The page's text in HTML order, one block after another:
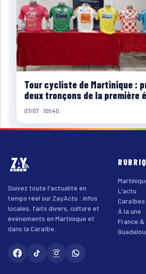
Tour cycliste de Martinique :
deux tronçons de la première
07/07 · 10h40
Suivez toute l'actualité en
temps réel sur ZayActu : infos
locales, faits divers, culture et
événements en Martinique et
dans la Caraïbe.
L'actu
Caraïbes
À la une
France